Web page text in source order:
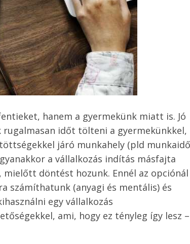
hanem a gyermekünk miatt is. Jó
időt tölteni a gyermekünkkel,
járó munkahely (pld munkaidő
a vállalkozás indítás másfajta
döntést hozunk. Ennél az opciónál
számíthatunk (anyagi és mentális) és
egy vállalkozás
ami, hogy ez tényleg így lesz –